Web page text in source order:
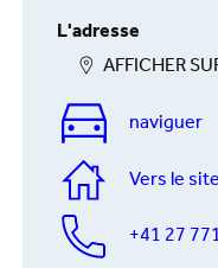
L'adresse
AFFICHER
naviguer
Vers le
+41 27